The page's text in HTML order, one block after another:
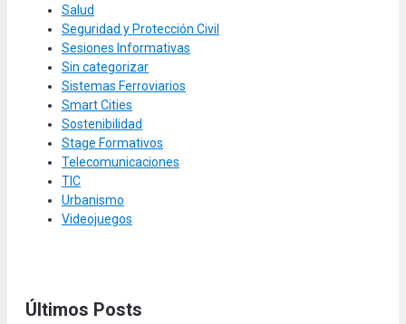
Salud
Seguridad y Protección Civil
Sesiones Informativas
Sin categorizar
Sistemas Ferroviarios
Smart Cities
Sostenibilidad
Stage Formativos
Telecomunicaciones
TIC
Urbanismo
Videojuegos
Últimos Posts